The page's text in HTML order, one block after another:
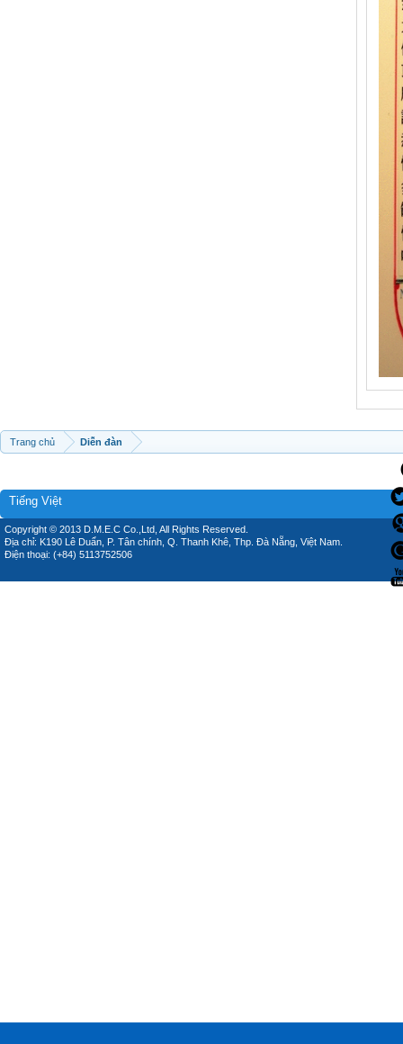
Trang chủ Diễn đàn
Tiếng Việt
Copyright © 2013 D.M.E.C Co.,Ltd, All Rights Reserved.
Địa chỉ: K190 Lê Duẩn, P. Tân chính, Q. Thanh Khê, Thp. Đà Nẵng, Việt Nam.
Điện thoại: (+84) 5113752506